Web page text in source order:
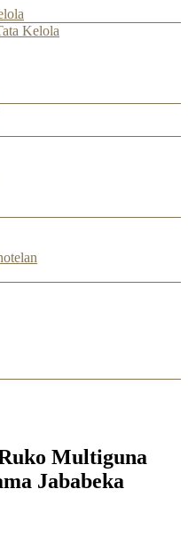
Kelola
Multiguna
Jababeka